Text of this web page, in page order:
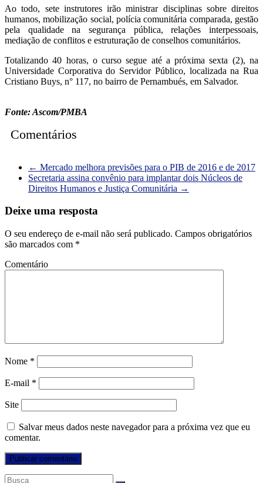
Ao todo, sete instrutores irão ministrar disciplinas sobre direitos
humanos, mobilização social, polícia comunitária comparada, gestão
pela qualidade na segurança pública, relações interpessoais,
mediação de conflitos e estruturação de conselhos comunitários.
Totalizando 40 horas, o curso segue até a próxima sexta (2), na
Universidade Corporativa do Servidor Público, localizada na Rua
Cristiano Buys, n° 117, no bairro de Pernambués, em Salvador.
Fonte: Ascom/PMBA
Comentários
← Mercado melhora previsões para o PIB de 2016 e de 2017
Secretaria assina convênio para implantar dois Núcleos de
Direitos Humanos e Justiça Comunitária →
Deixe uma resposta
O seu endereço de e-mail não será publicado. Campos obrigatórios
são marcados com *
Comentário
Nome *
E-mail *
Site
Salvar meus dados neste navegador para a próxima vez que eu
comentar.